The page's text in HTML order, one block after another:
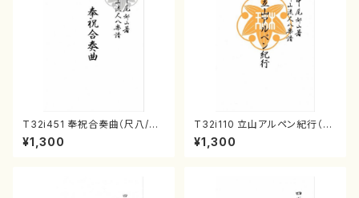
T32i451 奉祝合奏曲（尺八/久
本玄智/楽譜）都山流公刊楽譜曲
番:2158
¥1,300
T32i110 立山アルペン紀行（尺
八/初代 石垣征山/尺八/都山式
譜）都山流公刊楽譜曲番:559
¥1,300